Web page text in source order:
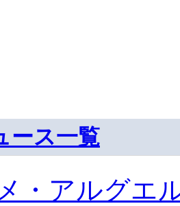
ース一覧
・アルグエ